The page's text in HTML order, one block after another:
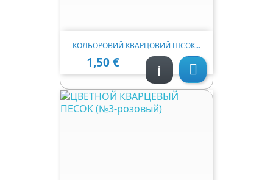
КОЛЬОРОВИЙ КВАРЦОВИЙ ПІСОК...
Ціна
1,50 € 
i